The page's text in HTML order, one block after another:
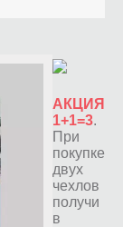
АКЦИЯ
1+1=3.
При
покупке
двух
чехлов
получи
в